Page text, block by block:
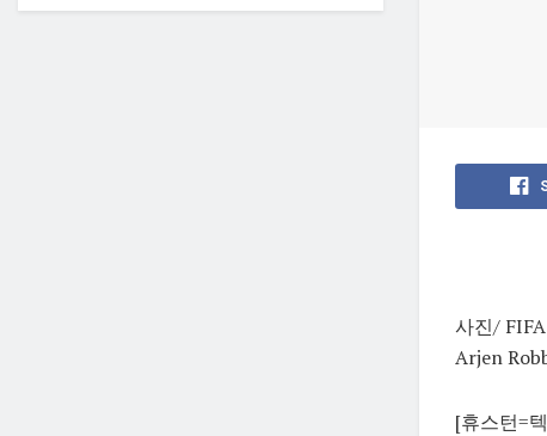
사진/
Arjen
[휴스턴=